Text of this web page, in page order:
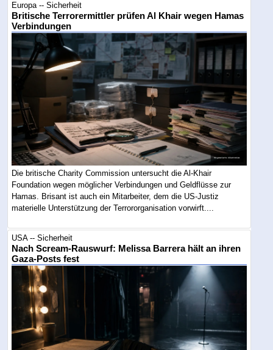
Europa -- Sicherheit
Britische Terrorermittler prüfen Al Khair wegen Hamas
Verbindungen
Die britische Charity Commission untersucht die Al-Khair
Foundation wegen möglicher Verbindungen und Geldflüsse zur
Hamas. Brisant ist auch ein Mitarbeiter, dem die US-Justiz
materielle Unterstützung der Terrororganisation vorwirft....
USA -- Sicherheit
Nach Scream-Rauswurf: Melissa Barrera hält an ihren
Gaza-Posts fest